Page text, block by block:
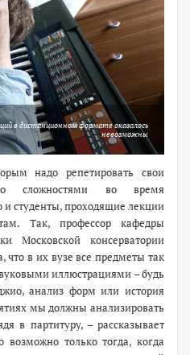
в дистанционном формате оказалось
невозможны
надо репетировать свои
сложностями во время
и студенты, проходящие лекции
Так, профессор кафедры
Московской консерватории
что в их вузе все предметы так
иллюстрациями – будь
анализ форм или история
мы должны анализировать
в партитуру, – рассказывает
возможно только тогда, когда